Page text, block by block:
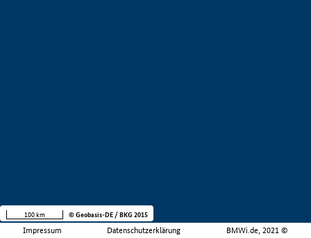
Impressum Datenschutzerklärung BMWi.de, 2021 ©
100 km © Geobasis-DE / BKG 2015